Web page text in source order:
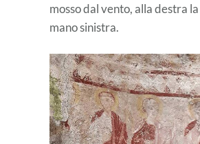
mosso dal vento, alla destra la
mano sinistra.